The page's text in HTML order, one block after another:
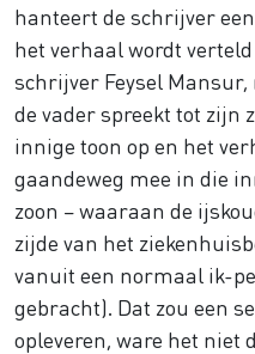
hanteert de schrijver
het verhaal wordt
schrijver Feysel
de vader spreekt tot zijn
innige toon op en het
gaandeweg mee in die
zoon – waaraan de
zijde van het
vanuit een normaal ik-
gebracht). Dat zou een
opleveren, ware het niet